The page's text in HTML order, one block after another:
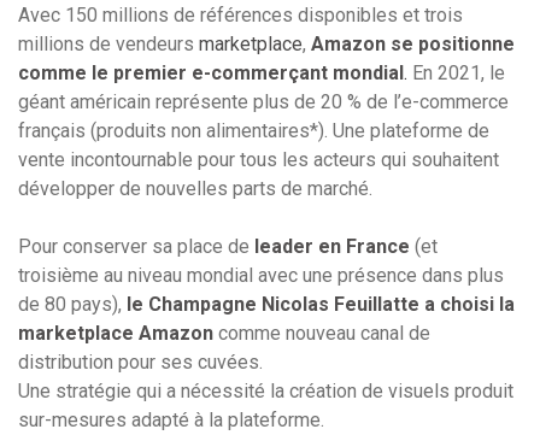
Avec 150 millions de références disponibles et trois
millions de vendeurs marketplace, Amazon se positionne
comme le premier e-commerçant mondial. En 2021, le
géant américain représente plus de 20 % de l’e-commerce
français (produits non alimentaires*). Une plateforme de
vente incontournable pour tous les acteurs qui souhaitent
développer de nouvelles parts de marché.
Pour conserver sa place de leader en France (et
troisième au niveau mondial avec une présence dans plus
de 80 pays), le Champagne Nicolas Feuillatte a choisi la
marketplace Amazon comme nouveau canal de
distribution pour ses cuvées.
Une stratégie qui a nécessité la création de visuels produit
sur-mesures adapté à la plateforme.